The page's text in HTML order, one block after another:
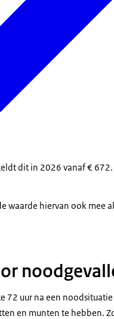
dit in 2026 vanaf €
waarde hiervan ook mee
72 uur na een
en munten te hebben.